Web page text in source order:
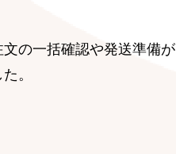
の一括確認や発送準備が
。